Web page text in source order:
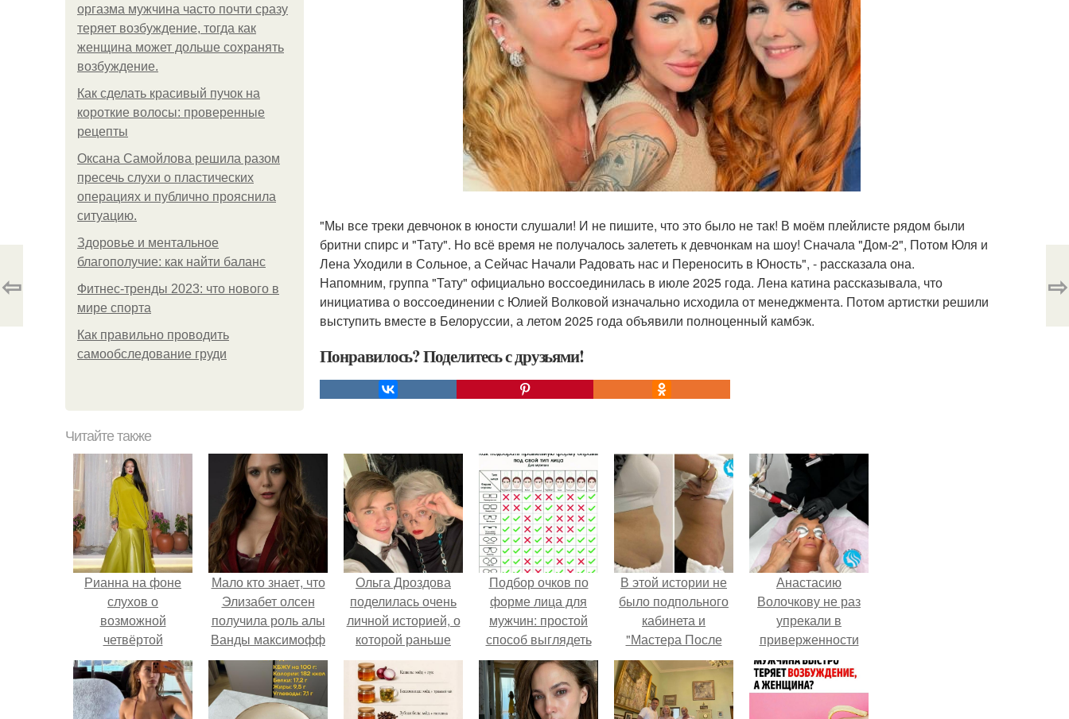
оргазма мужчина часто почти сразу
теряет возбуждение, тогда как
женщина может дольше сохранять
возбуждение.
Как сделать красивый пучок на
короткие волосы: проверенные
рецепты
Оксана Самойлова решила разом
пресечь слухи о пластических
операциях и публично прояснила
ситуацию.
Здоровье и ментальное
благополучие: как найти баланс
Фитнес-тренды 2023: что нового в
мире спорта
Как правильно проводить
самообследование груди
"Мы все треки девчонок в юности слушали! И не пишите, что это было не так! В моём плейлисте рядом были
бритни спирс и "Тату". Но всё время не получалось залететь к девчонкам на шоу! Сначала "Дом-2", Потом Юля и
Лена Уходили в Сольное, а Сейчас Начали Радовать нас и Переносить в Юность", - рассказала она.
Напомним, группа "Тату" официально воссоединилась в июле 2025 года. Лена катина рассказывала, что
инициатива о воссоединении с Юлией Волковой изначально исходила от менеджмента. Потом артистки решили
выступить вместе в Белоруссии, а летом 2025 года объявили полноценный камбэк.
Понравилось? Поделитесь с друзьями!
⇦ ⇨
Читайте также
Рианна на фоне
слухов о
возможной
четвёртой
беременности
прилетела в Индию
на вечеринку в
Мало кто знает, что
Элизабет олсен
получила роль алы
Ванды максимофф
не сразу.
Ольга Дроздова
поделилась очень
личной историей, о
которой раньше
почти не говорила.
Подбор очков по
форме лица для
мужчин: простой
способ выглядеть
стильно
В этой истории не
было подпольного
кабинета и
"Мастера После
Двухнедельных
Курсов".
Анастасию
Волочкову не раз
упрекали в
приверженности
устаревшим бьюти -
процедурам.